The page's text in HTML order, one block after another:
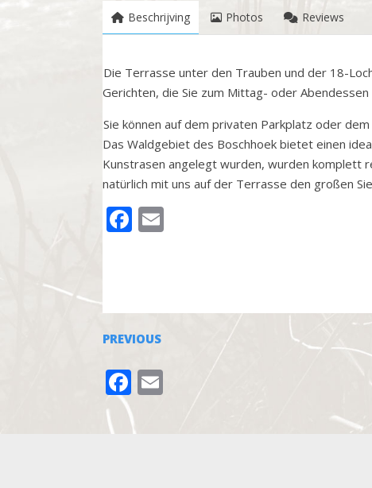
Beschrijving Photos Reviews
Die Terrasse unter den Trauben und der 18-
Gerichten, die Sie zum Mittag- oder
Sie können auf dem privaten Parkplatz oder
Das Waldgebiet des Boschhoek bietet einen
Kunstrasen angelegt wurden, wurden komplett
natürlich mit uns auf der Terrasse den großen
FACEBOOK
PREVIOUS
FACEBOOK